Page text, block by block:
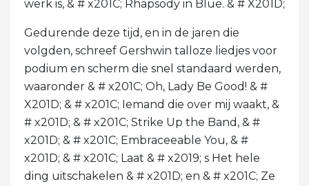
werk is, & # x201C; Rhapsody in Blue. & # X201D;
Gedurende deze tijd, en in de jaren die
volgden, schreef Gershwin talloze liedjes voor
podium en scherm die snel standaard werden,
waaronder & # x201C; Oh, Lady Be Good! & #
X201D; & # x201C; Iemand die over mij waakt, &
# x201D; & # x201C; Strike Up the Band, & #
x201D; & # x201C; Embraceeable You, & #
x201D; & # x201C; Laat & # x2019; s Het hele
ding uitschakelen & # x201D; en & # x201C; Ze